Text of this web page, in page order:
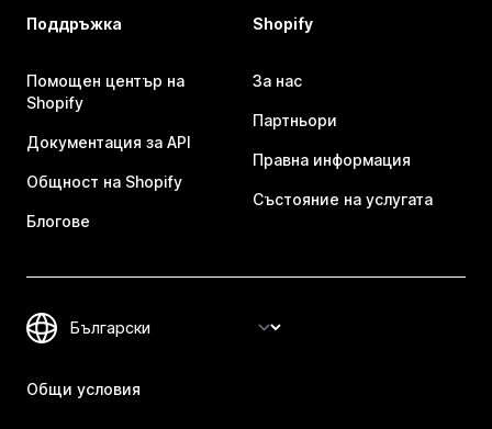
Поддръжка
Помощен център на
Shopify
Документация за API
Общност на Shopify
Блогове
Shopify
За нас
Партньори
Правна информация
Състояние на услугата
Общи условия